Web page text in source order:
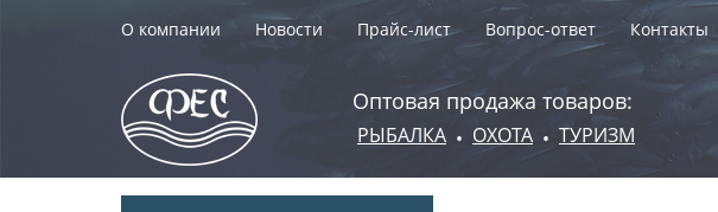
О компании Новости Прайс-лист Вопрос-ответ Контакты
Оптовая продажа товаров:
РЫБАЛКА • ОХОТА • ТУРИЗМ